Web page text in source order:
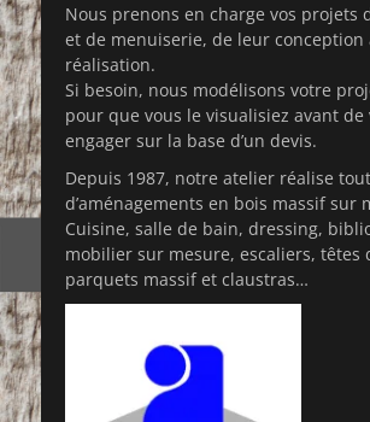
Nous prenons en charge vos projets
et de menuiserie, de leur conception
réalisation.
Si besoin, nous modélisons votre
pour que vous le visualisiez avant de
engager sur la base d’un devis.
Depuis 1987, notre atelier réalise
d’aménagements en bois massif sur
Cuisine, salle de bain, dressing,
mobilier sur mesure, escaliers, têtes
parquets massif et claustras…